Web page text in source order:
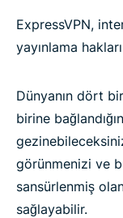
ExpressVPN,
yayınlama
Dünyanın dört
birine
görünmenizi ve
sansürlenmiş
sağlayabilir.